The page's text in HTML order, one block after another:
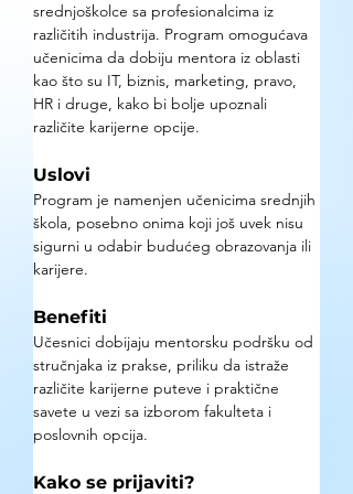
srednjoškolce sa profesionalcima iz
različitih industrija. Program omogućava
učenicima da dobiju mentora iz oblasti
kao što su IT, biznis, marketing, pravo,
HR i druge, kako bi bolje upoznali
različite karijerne opcije.
Uslovi
Program je namenjen učenicima srednjih
škola, posebno onima koji još uvek nisu
sigurni u odabir budućeg obrazovanja ili
karijere.
Benefiti
Učesnici dobijaju mentorsku podršku od
stručnjaka iz prakse, priliku da istraže
različite karijerne puteve i praktične
savete u vezi sa izborom fakulteta i
poslovnih opcija.
Kako se prijaviti?